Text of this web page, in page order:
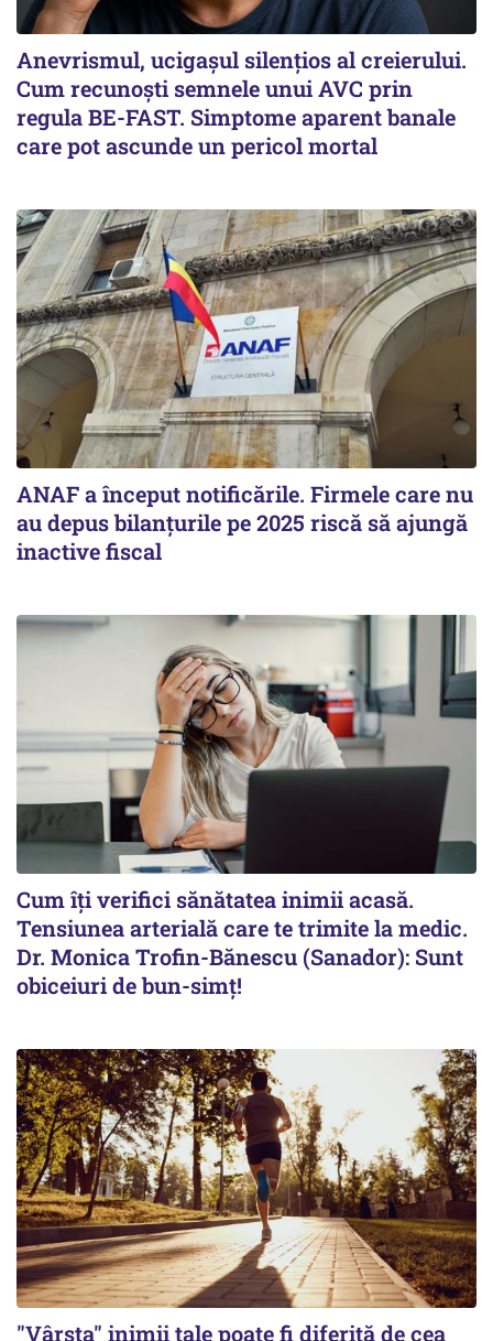
Anevrismul, ucigașul silențios al creierului.
Cum recunoști semnele unui AVC prin
regula BE-FAST. Simptome aparent banale
care pot ascunde un pericol mortal
ANAF a început notificările. Firmele care nu
au depus bilanțurile pe 2025 riscă să ajungă
inactive fiscal
Cum îți verifici sănătatea inimii acasă.
Tensiunea arterială care te trimite la medic.
Dr. Monica Trofin-Bănescu (Sanador): Sunt
obiceiuri de bun-simț!
"Vârsta" inimii tale poate fi diferită de cea